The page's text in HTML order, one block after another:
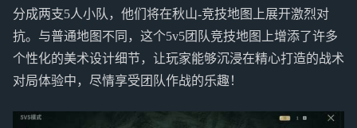
分成两支5人小队，他们将在秋山-竞技地图上展开激烈对
抗。与普通地图不同，这个5v5团队竞技地图上增添了许多
个性化的美术设计细节，让玩家能够沉浸在精心打造的战术
对局体验中，尽情享受团队作战的乐趣！